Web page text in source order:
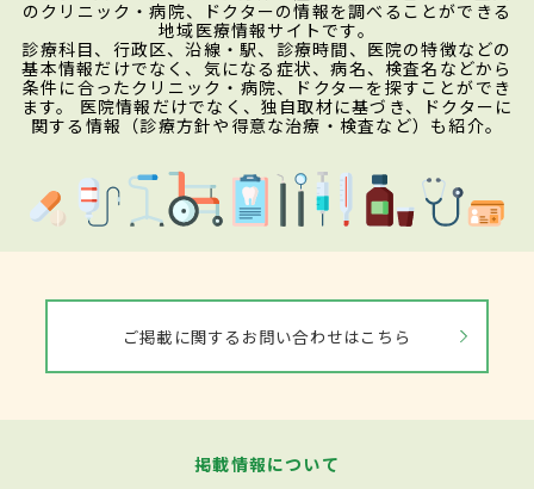
のクリニック・病院、ドクターの情報を調べることができる
地域医療情報サイトです。
診療科目、行政区、沿線・駅、診療時間、医院の特徴などの
基本情報だけでなく、気になる症状、病名、検査名などから
条件に合ったクリニック・病院、ドクターを探すことができ
ます。 医院情報だけでなく、独自取材に基づき、ドクターに
関する情報（診療方針や得意な治療・検査など）も紹介。
ご掲載に関するお問い合わせはこちら
掲載情報について